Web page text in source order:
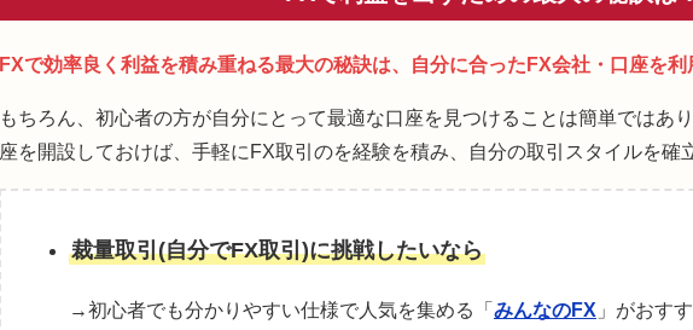
FXで効率良く利益を積み重ねる最大の秘訣は、自分に合ったFX会社・口座を利
もちろん、初心者の方が自分にとって最適な口座を見つけることは簡単ではあ
座を開設しておけば、手軽にFX取引のを経験を積み、自分の取引スタイルを確
裁量取引(自分でFX取引)に挑戦したいなら
→初心者でも分かりやすい仕様で人気を集める「 みんなのFX 」がおすす